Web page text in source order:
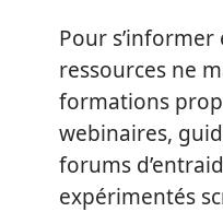
Pour
ressources ne
formations
webinaires,
forums
expérimentés